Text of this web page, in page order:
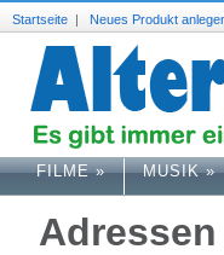
Startseite | Neues Produkt
FILME» MUSIK»